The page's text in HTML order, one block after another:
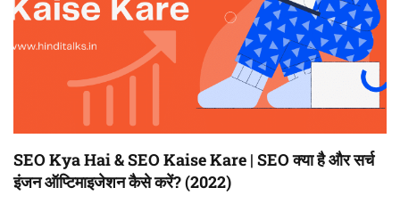
SEO Kya Hai & SEO Kaise Kare | SEO क्या है और सर्च
इंजन ऑप्टिमाइजेशन कैसे करें? (2022)